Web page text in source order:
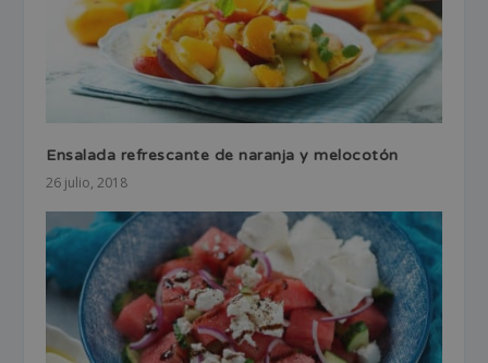
Ensalada refrescante de naranja y melocotón
26 julio, 2018